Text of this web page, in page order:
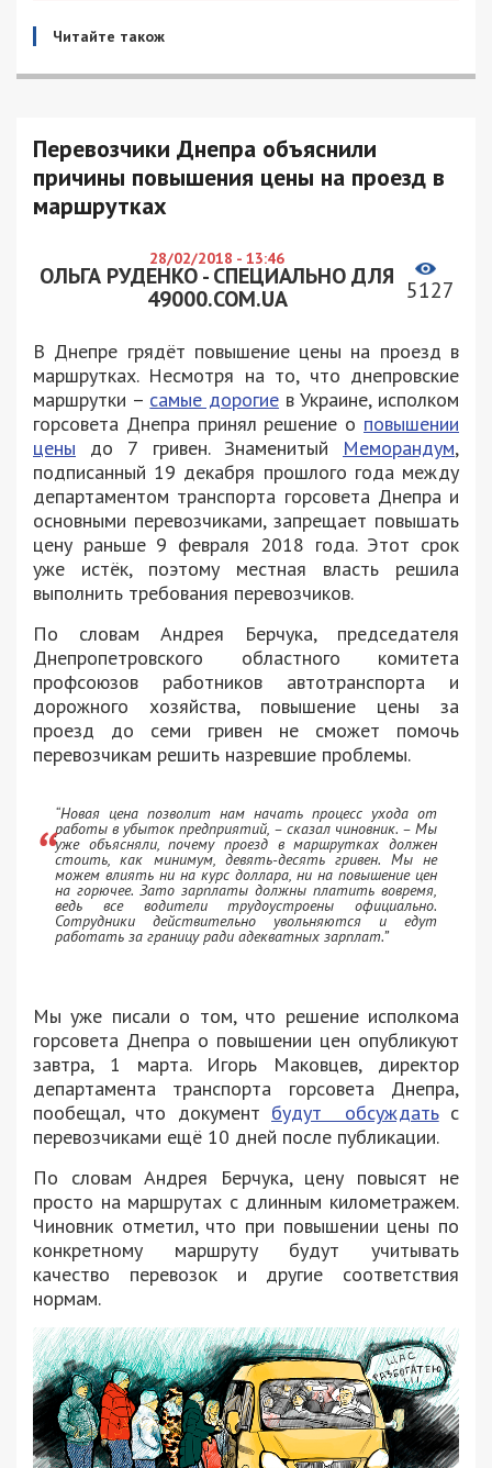
Читайте також
Перевозчики Днепра объяснили
причины повышения цены на проезд в
маршрутках
28/02/2018 - 13:46
ОЛЬГА РУДЕНКО - СПЕЦИАЛЬНО ДЛЯ
49000.COM.UA
5127
В Днепре грядёт повышение цены на проезд в
маршрутках. Несмотря на то, что днепровские
маршрутки – самые дорогие в Украине, исполком
горсовета Днепра принял решение о повышении
цены до 7 гривен. Знаменитый Меморандум,
подписанный 19 декабря прошлого года между
департаментом транспорта горсовета Днепра и
основными перевозчиками, запрещает повышать
цену раньше 9 февраля 2018 года. Этот срок
уже истёк, поэтому местная власть решила
выполнить требования перевозчиков.
По словам Андрея Берчука, председателя
Днепропетровского областного комитета
профсоюзов работников автотранспорта и
дорожного хозяйства, повышение цены за
проезд до семи гривен не сможет помочь
перевозчикам решить назревшие проблемы.
“Новая цена позволит нам начать процесс ухода от
работы в убыток предприятий, – сказал чиновник. – Мы
уже объясняли, почему проезд в маршрутках должен
стоить, как минимум, девять-десять гривен. Мы не
можем влиять ни на курс доллара, ни на повышение цен
на горючее. Зато зарплаты должны платить вовремя,
ведь все водители трудоустроены официально.
Сотрудники действительно увольняются и едут
работать за границу ради адекватных зарплат.”
Мы уже писали о том, что решение исполкома
горсовета Днепра о повышении цен опубликуют
завтра, 1 марта. Игорь Маковцев, директор
департамента транспорта горсовета Днепра,
пообещал, что документ будут обсуждатьс
перевозчиками ещё 10 дней после публикации.
По словам Андрея Берчука, цену повысят не
просто на маршрутах с длинным километражем.
Чиновник отметил, что при повышении цены по
конкретному маршруту будут учитывать
качество перевозок и другие соответствия
нормам.